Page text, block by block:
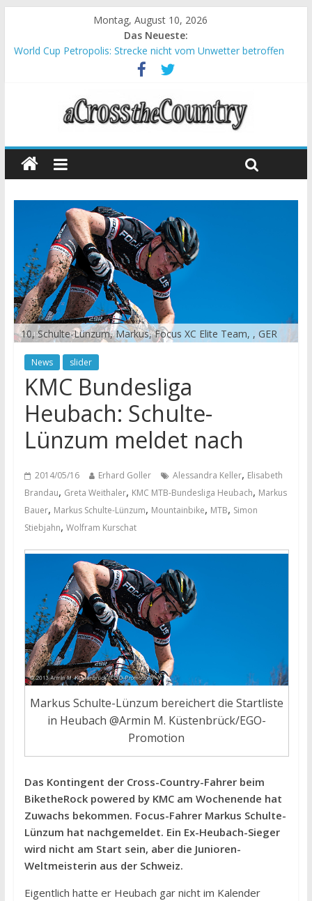
Montag, August 10, 2026
Das Neueste:
World Cup Petropolis: Strecke nicht vom Unwetter betroffen
Krumbach und Obergessertshausen: Mountainbike-Bundesliga
Supercup Massi Banyoles: Siege für Carod und Richards
Halbzeit beim Andalucia Bike Race: Weltmeister Seewald führt
Chelva: Schweizer Doppelsieg beim ersten XCO-Rennen der
10, Schulte-Lünzum, Markus, Focus XC Elite Team, , GER
News slider
KMC Bundesliga
Heubach: Schulte-
Lünzum meldet nach
2014/05/16 Erhard Goller Alessandra Keller, Elisabeth
Brandau, Greta Weithaler, KMC MTB-Bundesliga Heubach, Markus
Bauer, Markus Schulte-Lünzum, Mountainbike, MTB, Simon
Stiebjahn, Wolfram Kurschat
Markus Schulte-Lünzum bereichert die Startliste
in Heubach @Armin M. Küstenbrück/EGO-
Promotion
Das Kontingent der Cross-Country-Fahrer beim
BiketheRock powered by KMC am Wochenende hat
Zuwachs bekommen. Focus-Fahrer Markus Schulte-
Lünzum hat nachgemeldet. Ein Ex-Heubach-Sieger
wird nicht am Start sein, aber die Junioren-
Weltmeisterin aus der Schweiz.
Eigentlich hatte er Heubach gar nicht im Kalender